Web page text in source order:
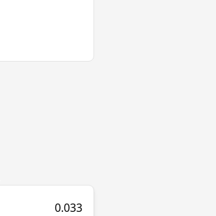
0.033